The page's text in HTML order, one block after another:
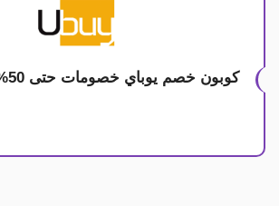
كوبون خصم يوباي خصومات حتى 50% على العطور